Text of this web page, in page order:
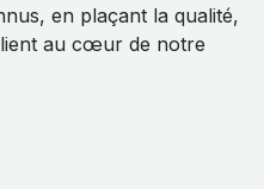
en plaçant la qualité,
au cœur de notre